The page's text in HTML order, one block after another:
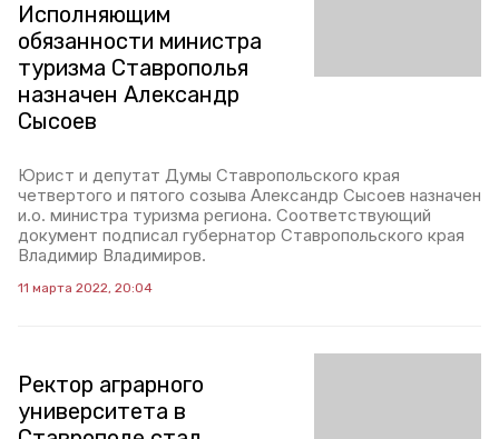
Исполняющим
обязанности министра
туризма Ставрополья
назначен Александр
Сысоев
Юрист и депутат Думы Ставропольского края
четвертого и пятого созыва Александр Сысоев назначен
и.о. министра туризма региона. Соответствующий
документ подписал губернатор Ставропольского края
Владимир Владимиров.
11 марта 2022, 20:04
Ректор аграрного
университета в